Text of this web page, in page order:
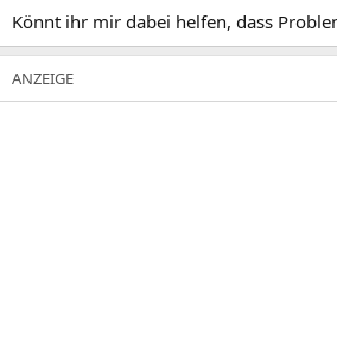
Könnt ihr mir dabei helfen, dass